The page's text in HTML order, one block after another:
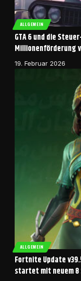
ALLGEMEIN
GTA 6 und die
Millionenförderung
19. Februar 2026
ALLGEMEIN
Fortnite Update
startet mit neuem 8